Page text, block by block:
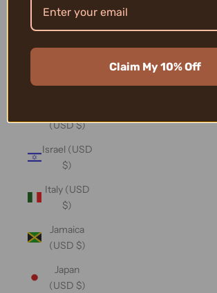
Iraq (USD
(USD $)
(USD $)
Israel (USD
$)
Italy (USD
$)
Jamaica
(USD $)
Japan
(USD $)
Claim My 10% Off